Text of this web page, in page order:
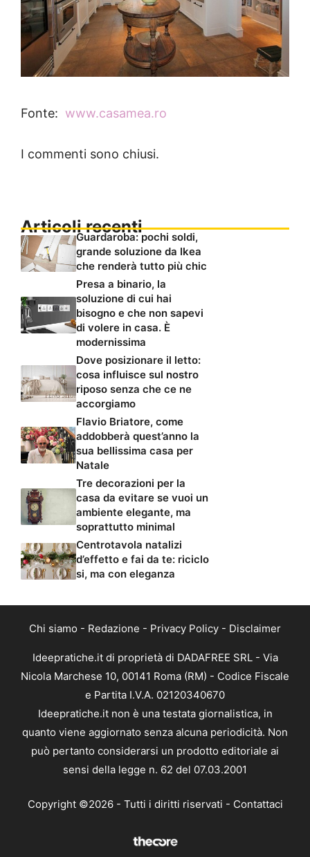
Fonte: www.casamea.ro
I commenti sono chiusi.
Articoli recenti
Guardaroba: pochi soldi,
grande soluzione da Ikea
che renderà tutto più chic
Presa a binario, la
soluzione di cui hai
bisogno e che non sapevi
di volere in casa. È
modernissima
Dove posizionare il letto:
cosa influisce sul nostro
riposo senza che ce ne
accorgiamo
Flavio Briatore, come
addobberà quest’anno la
sua bellissima casa per
Natale
Tre decorazioni per la
casa da evitare se vuoi un
ambiente elegante, ma
soprattutto minimal
Centrotavola natalizi
d’effetto e fai da te: riciclo
si, ma con eleganza
Chi siamo - Redazione - Privacy Policy - Disclaimer
Ideepratiche.it di proprietà di DADAFREE SRL - Via
Nicola Marchese 10, 00141 Roma (RM) - Codice Fiscale
e Partita I.V.A. 02120340670
Ideepratiche.it non è una testata giornalistica, in
quanto viene aggiornato senza alcuna periodicità. Non
può pertanto considerarsi un prodotto editoriale ai
sensi della legge n. 62 del 07.03.2001
Copyright ©2026 - Tutti i diritti riservati - Contattaci